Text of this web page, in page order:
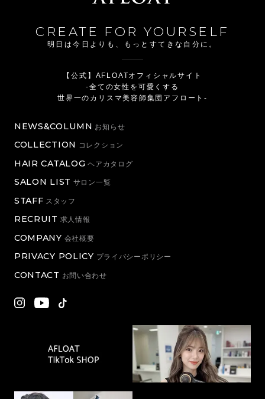
CREATE FOR YOURSELF
明日は今日よりも、もっとすてきな自分に。
【公式】AFLOATオフィシャルサイト
-全ての女性を可愛くする
世界一のカリスマ美容師集団アフロート-
NEWS&COLUMN お知らせ
COLLECTION コレクション
HAIR CATALOG ヘアカタログ
SALON LIST サロン一覧
STAFF スタッフ
RECRUIT 求人情報
COMPANY 会社概要
PRIVACY POLICY プライバシーポリシー
CONTACT お問い合わせ